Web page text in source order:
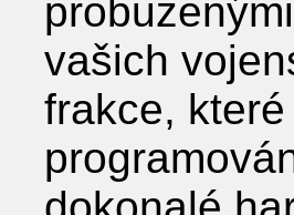
vašich
frakce,